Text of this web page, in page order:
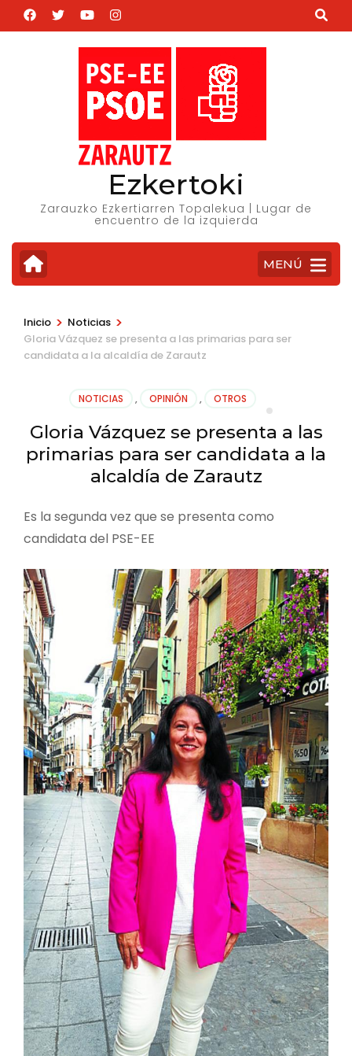
Saltar
al
Ezkertoki
Zarauzko Ezkertiarren Topalekua | Lugar de
encuentro de la izquierda
MENÚ
Inicio > Noticias >
Gloria Vázquez se presenta a las primarias para ser
candidata a la alcaldía de Zarautz
NOTICIAS , OPINIÓN , OTROS
Gloria Vázquez se presenta a las
primarias para ser candidata a la
alcaldía de Zarautz
Es la segunda vez que se presenta como
candidata del PSE-EE